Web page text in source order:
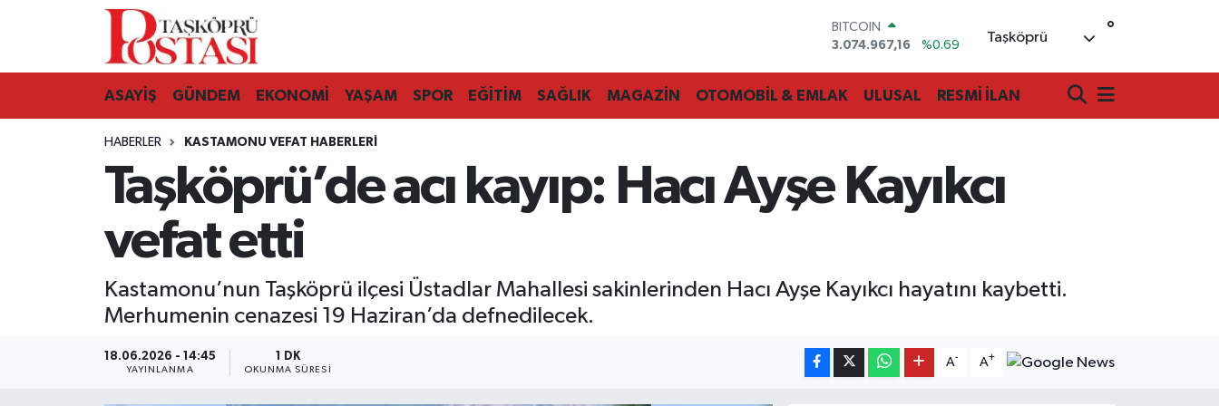
BITCOIN
3.074.967,16
%0.69
EURO
55,0700
%0.1
GRAM ALTIN
6518.23
%0.39
Taşköprü °
ASAYİŞ GÜNDEM EKONOMİ YAŞAM SPOR EĞİTİM SAĞLIK MAGAZİN OTOMOBİL & EMLAK ULUSAL RESMİ İLAN
HABERLER KASTAMONU VEFAT HABERLERI
Taşköprü’de acı kayıp: Hacı Ayşe Kayıkcı
vefat etti
Kastamonu’nun Taşköprü ilçesi Üstadlar Mahallesi sakinlerinden Hacı Ayşe Kayıkcı hayatını kaybetti.
Merhumenin cenazesi 19 Haziran’da defnedilecek.
18.06.2026 - 14:45
YAYINLANMA
1 DK
OKUNMA SÜRESI
A- A+
Kastamonu Vefat Edenler
Araç Haberleri
Azdavay Haberleri
Bozkurt Haberleri